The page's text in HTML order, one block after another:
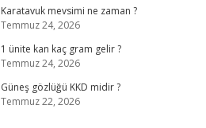
Karatavuk mevsimi ne zaman ?
Temmuz 24, 2026
1 ünite kan kaç gram gelir ?
Temmuz 24, 2026
Güneş gözlüğü KKD midir ?
Temmuz 22, 2026